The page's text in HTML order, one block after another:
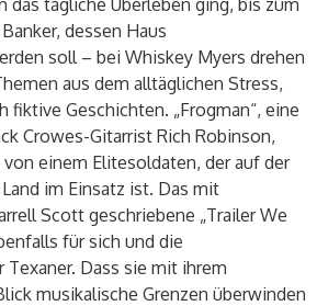
dessen Haus
soll – bei Whiskey Myers drehen
aus dem alltäglichen Stress,
fiktive Geschichten. „Frogman“, eine
Crowes-Gitarrist Rich Robinson,
einem Elitesoldaten, der auf der
im Einsatz ist. Das mit
Scott geschriebene „Trailer We
für sich und die
Dass sie mit ihrem
musikalische Grenzen überwinden